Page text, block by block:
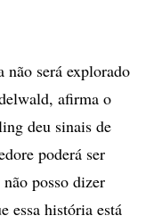
não será explorado
afirma o
deu sinais de
poderá ser
posso dizer
essa história está